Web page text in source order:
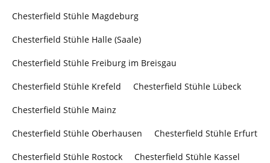
Chesterfield Stühle Magdeburg
Chesterfield Stühle Halle (Saale)
Chesterfield Stühle Freiburg im Breisgau
Chesterfield Stühle Krefeld Chesterfield Stühle Lübeck
Chesterfield Stühle Mainz
Chesterfield Stühle Oberhausen Chesterfield Stühle Erfurt
Chesterfield Stühle Rostock Chesterfield Stühle Kassel